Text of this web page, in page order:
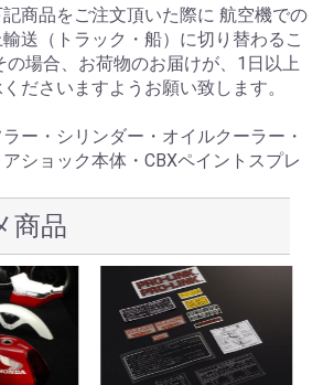
商品をご注文頂いた際に 航空機での
送（トラック・船）に切り替わるこ
の場合、お荷物のお届けが、1日以上
ださいますようお願い致します。
ー・シリンダー・オイルクーラー・
ショック本体・CBXペイントスプレ
商品